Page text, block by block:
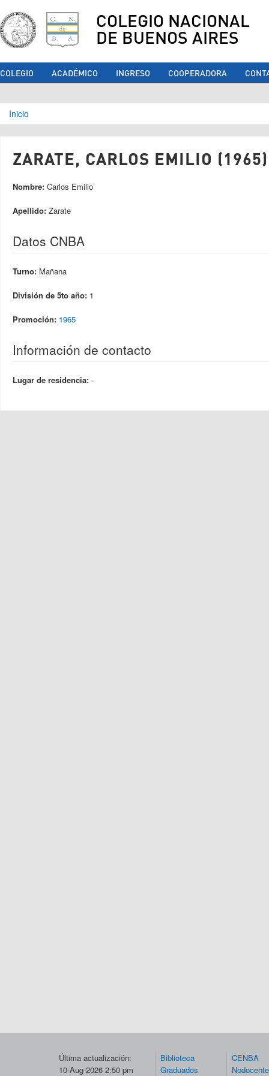
COLEGIO NACIONAL
DE BUENOS AIRES
COLEGIO ACADÉMICO INGRESO COOPERADORA
Se encuentra usted aquí
Inicio
ZARATE, CARLOS EMILIO (1965)
Nombre: Carlos Emilio
Apellido: Zarate
Datos CNBA
Turno: Mañana
División de 5to año: 1
Promoción: 1965
Información de contacto
Lugar de residencia: -
Última actualización:
10-Aug-2026 2:50 pm
Biblioteca
Graduados
CENBA